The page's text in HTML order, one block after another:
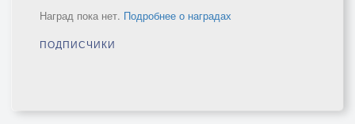
Наград пока нет. Подробнее о наградах
ПОДПИСЧИКИ